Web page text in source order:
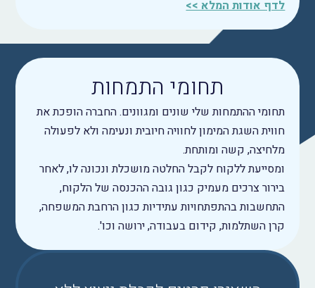
לדף אודות המלא >>
תחומי התמחות
תחומי ההתמחות שלי שונים ומגוונים. החברה הופכת את
חווית השגת המימון לחוויה חיובית ונעימה ולא לפעולה
מלחיצה, קשה ומותחת.
ומסייעת ללקוח לקבל החלטה מושכלת ונכונה לו, לאחר
בירור צרכים מעמיק כגון גובה ההכנסה של הלקוח,
התחשבות בהתפתחויות עתידיות כגון הרחבת המשפחה,
קרן השתלמות, קידום בעבודה, ירושה וכו'.